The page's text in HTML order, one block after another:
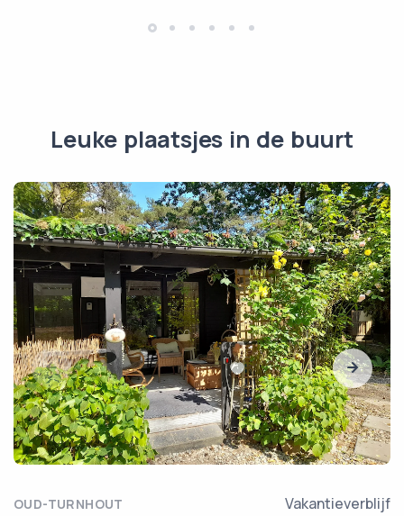
Leuke plaatsjes in de buurt
OUD-TURNHOUT
Vakantieverblijf